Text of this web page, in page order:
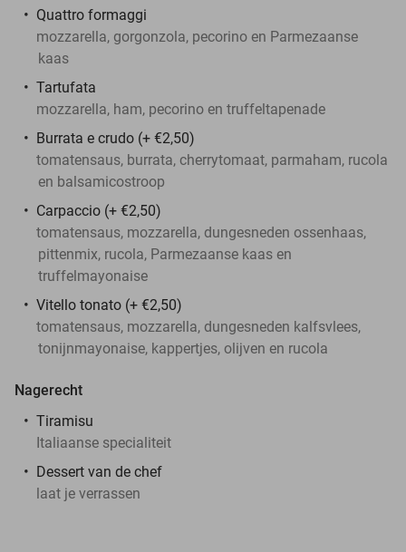
Quattro formaggi
mozzarella, gorgonzola, pecorino en Parmezaanse
kaas
Tartufata
mozzarella, ham, pecorino en truffeltapenade
Burrata e crudo (+ €2,50)
tomatensaus, burrata, cherrytomaat, parmaham, rucola
en balsamicostroop
Carpaccio (+ €2,50)
tomatensaus, mozzarella, dungesneden ossenhaas,
pittenmix, rucola, Parmezaanse kaas en
truffelmayonaise
Vitello tonato (+ €2,50)
tomatensaus, mozzarella, dungesneden kalfsvlees,
tonijnmayonaise, kappertjes, olijven en rucola
Nagerecht
Tiramisu
Italiaanse specialiteit
Dessert van de chef
laat je verrassen